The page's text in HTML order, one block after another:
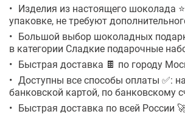
Изделия из настоящего шоколада
упаковке, не требуют
Большой выбор шоколадных
в категории Сладкие подарочные
Быстрая доставка 🍫 по городу
Доступны все способы оплаты ✅:
банковской картой, по банковскому
Быстрая доставка по всей России